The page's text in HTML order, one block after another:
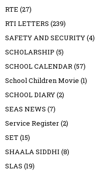
RTE (27)
RTI LETTERS (239)
SAFETY AND SECURITY(4)
SCHOLARSHIP (5)
SCHOOL CALENDAR(57)
School Children Movie (1)
SCHOOL DIARY(2)
SEAS NEWS (7)
Service Register(2)
SET(15)
SHAALA SIDDHI (8)
SLAS (19)